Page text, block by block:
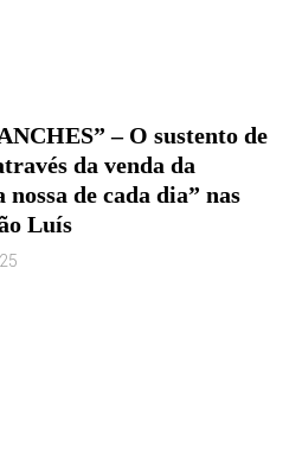
– O sustento de
da venda da
nossa de cada dia” nas
Luís